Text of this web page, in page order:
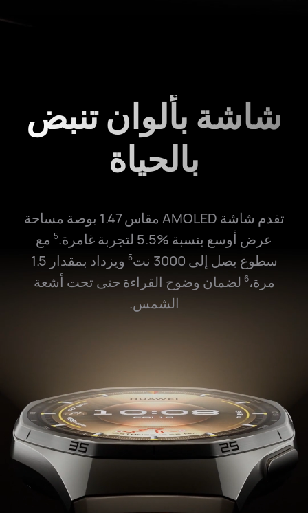
شاشة بألوان تنبض
بالحياة
تقدم شاشة AMOLED مقاس 1.47 بوصة مساحة
عرض أوسع بنسبة ‎5.5%‎ لتجربة غامرة.
5 مع
سطوع يصل إلى 3000 نت
5
ويزداد بمقدار 1.5
مرة،6 لضمان وضوح القراءة حتى تحت أشعة
الشمس.